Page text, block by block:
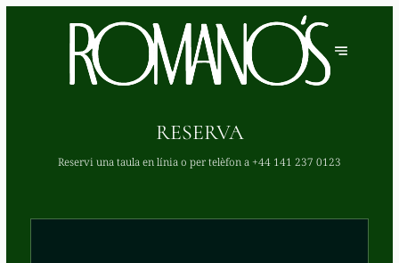
RESERVA
Reservi una taula en línia o per telèfon a+44 141 237 0123